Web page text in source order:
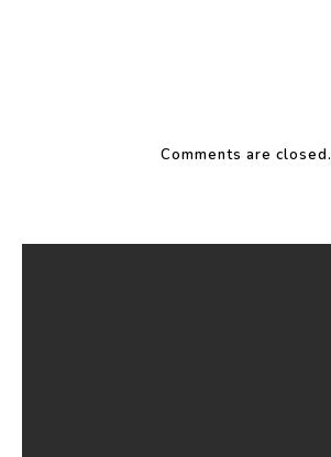
Comments are closed.